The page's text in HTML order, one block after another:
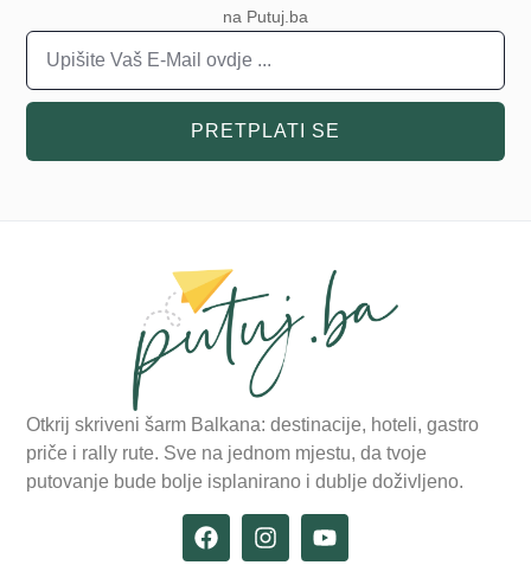
na Putuj.ba
PRETPLATI SE
Otkrij skriveni šarm Balkana: destinacije, hoteli, gastro
priče i rally rute. Sve na jednom mjestu, da tvoje
putovanje bude bolje isplanirano i dublje doživljeno.